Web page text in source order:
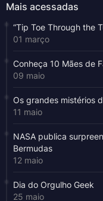
Mais acessadas
“Tip Toe Through the
01 março
Conheça 10 Mães de
09 maio
Os grandes mistérios
11 maio
NASA publica
Bermudas
12 maio
Dia do Orgulho Geek
25 maio